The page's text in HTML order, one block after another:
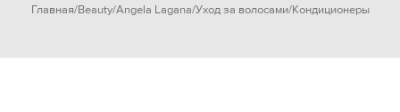
Главная Beauty Angela Lagana Уход за волосами Кондиционеры